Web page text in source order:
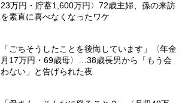
23万円・貯蓄1,600万円〉72歳主婦、孫の来訪
を素直に喜べなくなったワケ
「ごちそうしたことを後悔しています」〈年金
月17万円・69歳母〉…38歳長男から「もう会
わない」と告げられた夜